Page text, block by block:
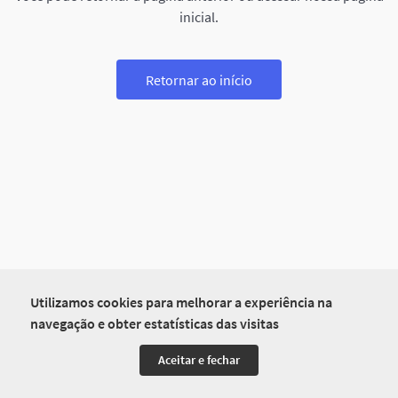
Utilizamos cookies para melhorar a experiência na
navegação e obter estatísticas das visitas
Aceitar e fechar
inicial.
Retornar ao início